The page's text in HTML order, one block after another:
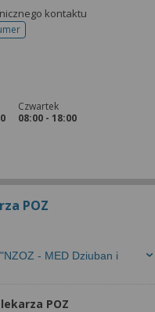
kontaktu
do rejestracji
Czwartek
08:00 - 18:00
POZ
- MED Dziuban i
POZ